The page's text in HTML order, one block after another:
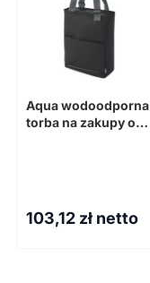
Aqua wodoodporna
torba na zakupy o
certyfikatem G
103,12 zł netto